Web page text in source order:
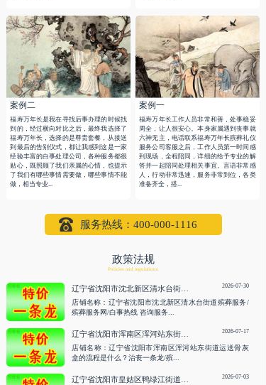
案例二
福寿万年长是我在寻找后事办理的时候找
到的，经过横向对比之后，最终我选择了
福寿万年长，选择的是尊贵套餐，从接送
到最后的告别仪式，都让我感到这是一家
经验丰富的白事处理公司，各种服务都很
贴心，既照顾了我们亲属的心情，也提示
了我们有哪些事情需要做，哪些事情不能
做，相当专业...
案例一
福寿万年长工作人员非常和善，处事稳妥
周全，让人很安心。本身家属遇到丧事就
六神无主，电话联系福寿万年长殡葬礼仪
服务公司客服之后，工作人员第一时间感
到现场，全程陪同，详细的给予专业的解
答并一起陪同处理相关事宜。言语非常感
人，行动非常迅速，服务非常到位，各类
准备齐全，搭...
服务热线：400-000-1116
政策法规
Policies and regulations
2026-07-30
店铺名称：辽宁省沈阳市沈北新区清水台街道殡葬服务/
殡葬服务网/白事热线 咨询服务...
2026-07-17
店铺名称：辽宁省沈阳市浑南区浑河站东街道运送骨灰
盒的流程是什么？治丧一条龙/殡...
辽宁省沈阳市皇姑区鸭绿江街道运送骨灰盒的流程是什么？灵堂布置 咨询服务 2026-07-03